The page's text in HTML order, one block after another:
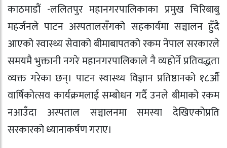
काठमाडौं -ललितपुर महानगरपालिकाका प्रमुख चिरिबाबु
महर्जनले पाटन अस्पतालसँगको सहकार्यमा सञ्चालन हुँदै
आएको स्वास्थ्य सेवाको बीमाबापतको रकम नेपाल सरकारले
समयमै भुक्तानी नगरे महानगरपालिकाले नै व्यहोर्ने प्रतिवद्धता
व्यक्त गरेका छन्। पाटन स्वास्थ्य विज्ञान प्रतिष्ठानको १८औँ
वार्षिकोत्सव कार्यक्रमलाई सम्बोधन गर्दै उनले बीमाको रकम
नआउँदा अस्पताल सञ्चालनमा समस्या देखिएकोप्रति
सरकारको ध्यानाकर्षण गराए।